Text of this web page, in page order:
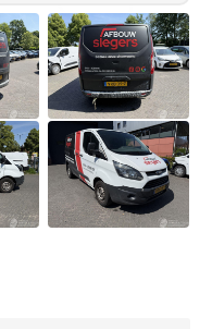
op afspraak
gesloten